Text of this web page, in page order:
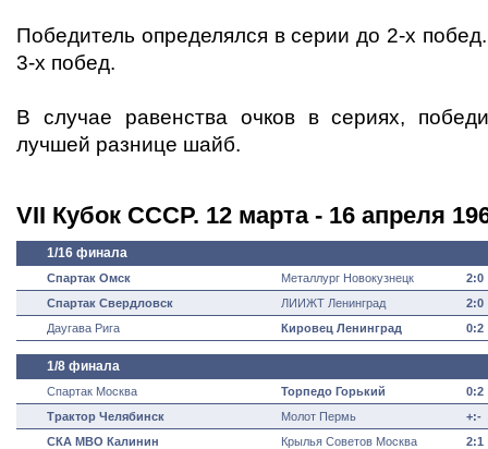
Победитель определялся в серии до 2-х
3-х побед.
В случае равенства очков в сериях,
лучшей разнице шайб.
VII Кубок СССР. 12 марта - 16 апреля
1/16 финала
Спартак Омск Металлург Новокузнецк
2:0
Спартак Свердловск
ЛИИЖТ Ленинград
2:0
Даугава Рига
Кировец Ленинград 0:2
1/8 финала
Спартак Москва Торпедо Горький
0:2
Трактор Челябинск
Молот Пермь
+:-
СКА МВО Калинин
Крылья Советов Москва
2:1